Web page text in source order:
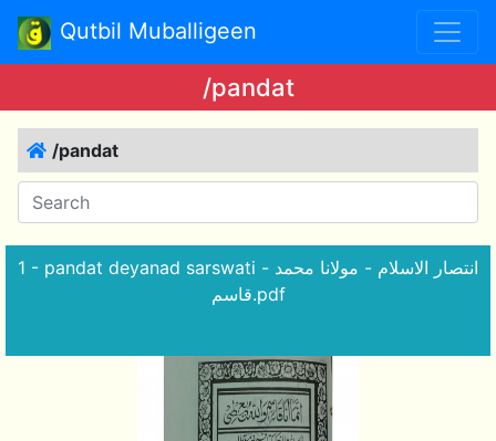
Qutbil Muballigeen
/pandat
/pandat
1 - pandat deyanad sarswati - انتصار الاسلام - مولانا محمد
قاسم.pdf